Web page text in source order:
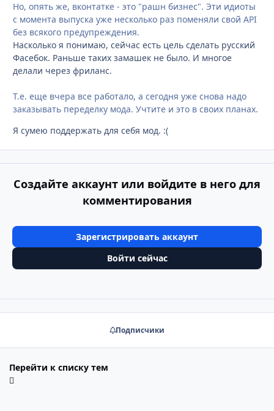
Но, опять же, вконтатке - это "рашн бизнес". Эти идиоты
с момента выпуска уже несколько раз поменяли свой API
без всякого предупреждения.
Насколько я понимаю, сейчас есть цель сделать русский
Фасебок. Раньше таких замашек не было. И многое
делали через фриланс.
Т.е. еще вчера все работало, а сегодня уже снова надо
заказывать переделку мода. Учтите и это в своих планах.
Я сумею поддержать для себя мод. :(
Создайте аккаунт или войдите в него для
комментирования
Зарегистрировать аккаунт
Войти сейчас
Подписчики
Перейти к списку тем